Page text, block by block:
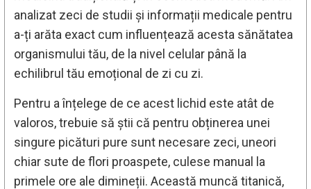
analizat zeci de studii și informații medicale pentru
a-ți arăta exact cum influențează acesta sănătatea
organismului tău, de la nivel celular până la
echilibrul tău emoțional de zi cu zi.
Pentru a înțelege de ce acest lichid este atât de
valoros, trebuie să știi că pentru obținerea unei
singure picături pure sunt necesare zeci, uneori
chiar sute de flori proaspete, culese manual la
primele ore ale dimineții. Această muncă titanică,